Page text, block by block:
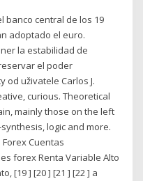
banco central de los 19
adoptado el euro.
la estabilidad de
el poder
od uživatele Carlos J.
curious. Theoretical
mainly those on the left
logic and more.
Cuentas
forex Renta Variable Alto
[19 ] [20 ] [21 ] [22 ] a